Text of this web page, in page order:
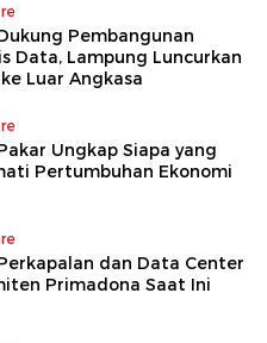
Pembangunan
Data, Lampung Luncurkan
Luar Angkasa
Ungkap Siapa yang
Pertumbuhan Ekonomi
dan Data Center
Primadona Saat Ini